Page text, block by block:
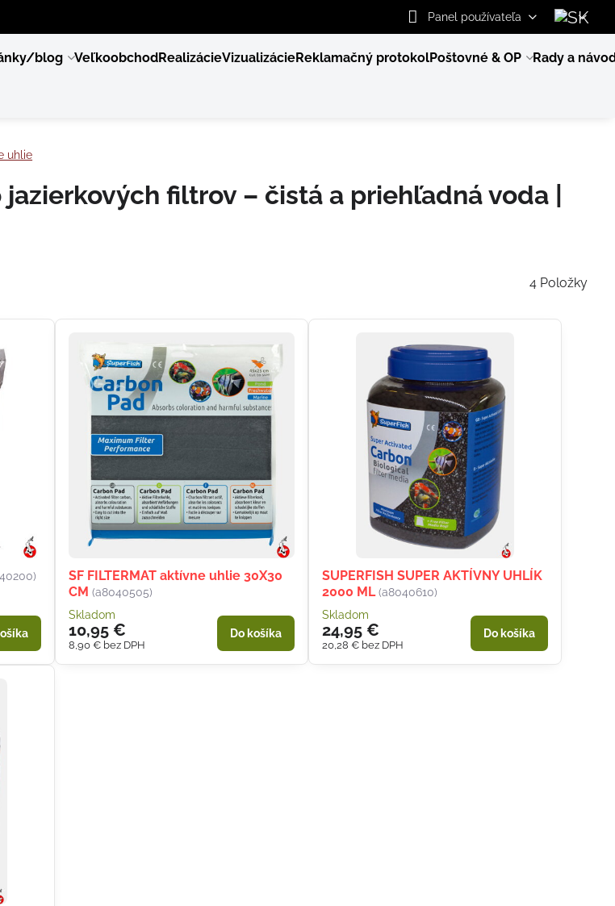
Panel používateľa
blog VeľkoobchodRealizácieVizualizácieReklamačný protokolPoštovné & OP Rady a
uhlie
filtrov – čistá a priehľadná voda |
4 Položky
SF FILTERMAT aktívne uhlie 30X30
CM (a8040505)
Skladom
10,95 €
8,90 € bez DPH
Do košíka
SUPERFISH SUPER AKTÍVNY UHLÍK
2000 ML (a8040610)
Skladom
24,95 €
20,28 € bez DPH
Do košíka